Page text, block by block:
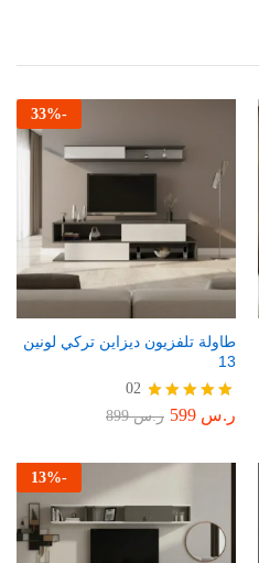
-
33%
طاولة تلفزيون ديزاين تركي لونين
13
تم التقييم
02
ر.س ر.س899
-
13%